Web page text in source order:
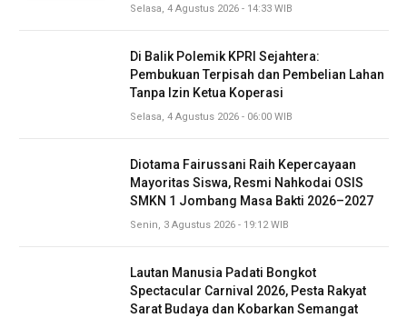
Selasa, 4 Agustus 2026 - 14:33 WIB
Di Balik Polemik KPRI Sejahtera:
Pembukuan Terpisah dan Pembelian Lahan
Tanpa Izin Ketua Koperasi
Selasa, 4 Agustus 2026 - 06:00 WIB
Diotama Fairussani Raih Kepercayaan
Mayoritas Siswa, Resmi Nahkodai OSIS
SMKN 1 Jombang Masa Bakti 2026–2027
Senin, 3 Agustus 2026 - 19:12 WIB
Lautan Manusia Padati Bongkot
Spectacular Carnival 2026, Pesta Rakyat
Sarat Budaya dan Kobarkan Semangat